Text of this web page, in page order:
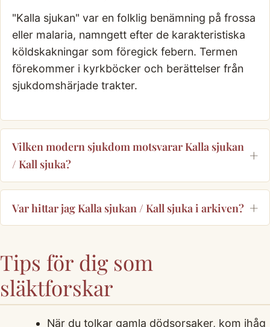
"Kalla sjukan" var en folklig benämning på frossa
eller malaria, namngett efter de karakteristiska
köldskakningar som föregick febern. Termen
förekommer i kyrkböcker och berättelser från
sjukdomshärjade trakter.
Vilken modern sjukdom motsvarar Kalla sjukan
/ Kall sjuka?
Var hittar jag Kalla sjukan / Kall sjuka i arkiven?
Tips för dig som
släktforskar
När du tolkar gamla dödsorsaker, kom ihåg